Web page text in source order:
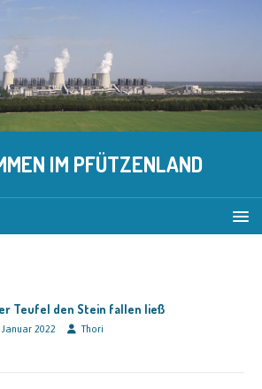
IM PFÜTZENLAND
Teufel den Stein fallen ließ
Januar 2022 Thori